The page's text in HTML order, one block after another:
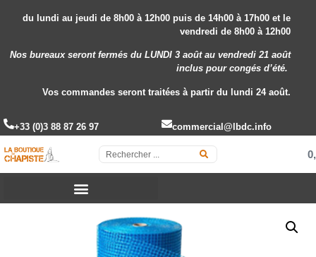
du lundi au jeudi de 8h00 à 12h00 puis de 14h00 à 17h00 et le
vendredi de 8h00 à 12h00
Nos bureaux seront fermés du LUNDI 3 août au vendredi 21 août
incluspour congés d’été.
Vos commandes seront traitées à partir du lundi 24 août.
+33 (0)3 88 87 26 97 commercial@lbdc.info